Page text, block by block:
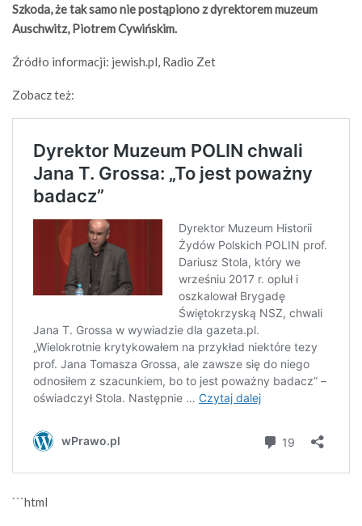
Szkoda, że tak samo nie postąpiono z dyrektorem muzeum
Auschwitz, Piotrem Cywińskim.
Źródło informacji: jewish.pl, Radio Zet
Zobacz też:
```html